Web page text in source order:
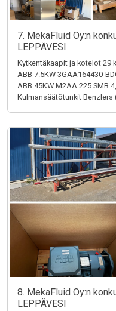
7. MekaFluid Oy:n
LEPPÄVESI
Kytkentäkaapit ja kotelot 29
ABB 7.5KW 3GAA164430-
ABB 45KW M2AA 225 SMB
Kulmansäätötunkit Benzlers
8. MekaFluid Oy:n
LEPPÄVESI